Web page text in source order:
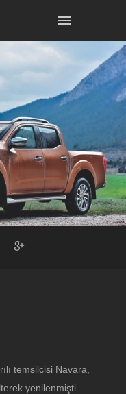
temsilcisi Navara,
yenilenmişti.